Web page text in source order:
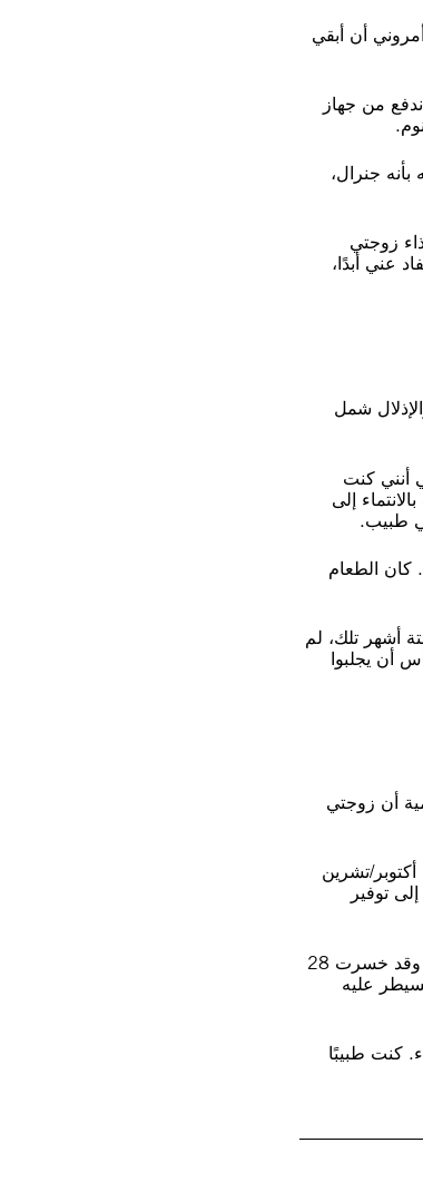
أن أبقي
من جهاز
جنرال،
زوجتي
عني أبدًا،
شمل
أنني كنت
إلى
طبيب.
كان الطعام
أشهر تلك، لم
أن يجلبوا
أن زوجتي
ظلّت ظروف الاحتجاز شديدة الاكتظاظ، إذ كان يُحشر 40 شخصًا في خيمة مساحتها 50 مترًا مربعًا. وأخيرًا، بتاريخ 11 أكتوبر/تشرين
توفير
أٌطلق سراحي يوم اثنين، ووصلت مستشفى ناصر الساعة السادسة مساءً، حيث استقبلني زملائي. جسديًا، كنت منهكًا وقد خسرت 28
عليه
كنت طبيبًا